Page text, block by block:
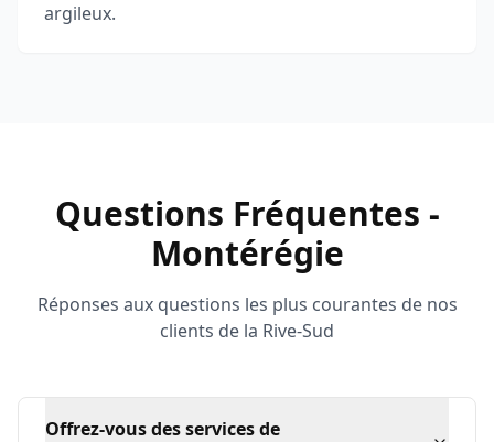
argileux.
Questions Fréquentes -
Montérégie
Réponses aux questions les plus courantes de nos
clients de la Rive-Sud
Offrez-vous des services de